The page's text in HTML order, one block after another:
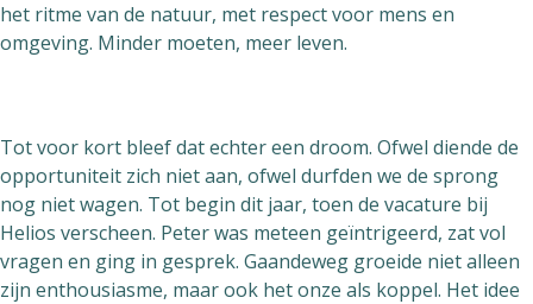
het ritme van de natuur, met respect voor mens en
omgeving. Minder moeten, meer leven.
Tot voor kort bleef dat echter een droom. Ofwel diende de
opportuniteit zich niet aan, ofwel durfden we de sprong
nog niet wagen. Tot begin dit jaar, toen de vacature bij
Helios verscheen. Peter was meteen geïntrigeerd, zat vol
vragen en ging in gesprek. Gaandeweg groeide niet alleen
zijn enthousiasme, maar ook het onze als koppel. Het idee